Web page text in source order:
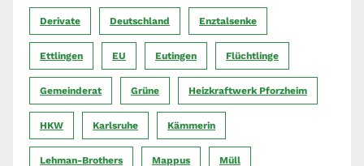
Derivate Deutschland Enztalsenke
Ettlingen EU Eutingen Flüchtlinge
Gemeinderat Grüne Heizkraftwerk Pforzheim
HKW Karlsruhe Kämmerin
Lehman-Brothers Mappus Müll